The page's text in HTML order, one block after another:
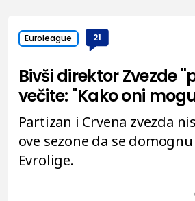
Euroleague 21
Bivši direktor Zvezde
večite: "Kako oni
Partizan i Crvena zvezda
ove sezone da se
Evrolige.